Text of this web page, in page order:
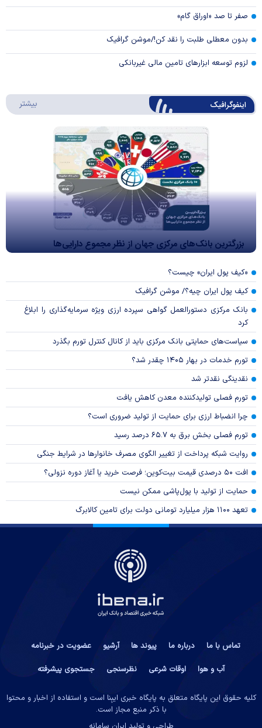
صفر تا صد «اوراق گام»
بدون معطلی طلبت را نقد کن!/موشن گرافیک
لزوم توسعه ابزارهای تامین مالی غیربانکی
اینفوگرافیک بیشتر
بزرگترین بانک‌های مرکزی جهان از نظر مجموع دارایی‌ها
«کیف پول ایران» چیست؟
کیف پول ایران چیه؟/ موشن گرافیک
بانک مرکزی دستورالعمل گواهی سپرده ارزی ویژه سرمایه‌گذاری را ابلاغ
کرد
سیاست‌های حمایتی بانک مرکزی باید از کانال کنترل تورم بگذرد
تورم خدمات در بهار ۱۴۰۵ چقدر شد؟
نقدینگی نقدتر شد
تورم فصلی تولیدکننده معدن کاهش یافت
چرا انضباط ارزی برای حمایت از تولید ضروری است؟
تورم فصلی بخش برق به ۶۵.۷ درصد رسید
روایت شبکه پرداخت از تغییر الگوی مصرف خانوار‌ها در شرایط جنگی
افت ۵۰ درصدی قیمت بیت‌کوین؛ فرصت خرید یا آغاز دوره نزولی؟
حمایت از تولید با پول‌پاشی ممکن نیست
تعهد ۱۱۰۰ هزار میلیارد تومانی دولت برای تامین کالابرگ
تماس با ما درباره ما پیوند ها آرشیو
عضویت در خبرنامه
آب و هوا
اوقات شرعی نظرسنجی جستجوی پیشرفته
کلیه حقوق این پایگاه متعلق به پایگاه خبری ایبِنا است و استفاده از اخبار و محتوا
با ذکر منبع مجاز است.